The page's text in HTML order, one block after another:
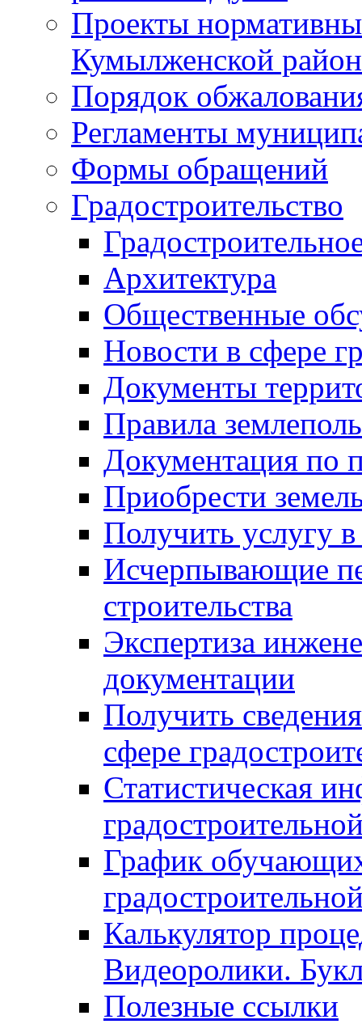
Проекты
Кумылженской
Порядок
Регламенты
Формы обращений
Градостроительство
Архитектура
Общественные
Новости в сфере
Документы
Правила
Документация по
Приобрести
Получить услугу в
Исчерпывающие
строительства
Экспертиза
документации
Получить
сфере
Статистическая
График
Калькулятор
Видеоролики.
Полезные ссылки